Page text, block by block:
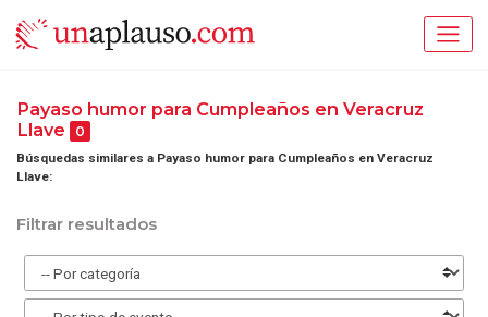
Payaso humor para Cumpleaños en Veracruz
Llave
0
Búsquedas similares a Payaso humor para Cumpleaños en Veracruz
Llave:
Filtrar resultados